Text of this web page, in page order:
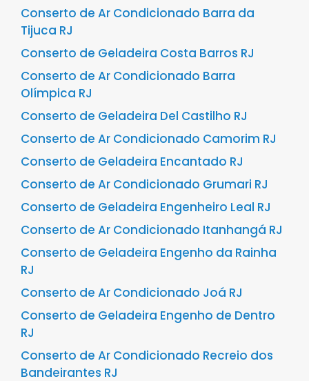
Conserto de Ar Condicionado Barra da
Tijuca RJ
Conserto de Geladeira Costa Barros RJ
Conserto de Ar Condicionado Barra
Olímpica RJ
Conserto de Geladeira Del Castilho RJ
Conserto de Ar Condicionado Camorim RJ
Conserto de Geladeira Encantado RJ
Conserto de Ar Condicionado Grumari RJ
Conserto de Geladeira Engenheiro Leal RJ
Conserto de Ar Condicionado Itanhangá RJ
Conserto de Geladeira Engenho da Rainha
RJ
Conserto de Ar Condicionado Joá RJ
Conserto de Geladeira Engenho de Dentro
RJ
Conserto de Ar Condicionado Recreio dos
Bandeirantes RJ